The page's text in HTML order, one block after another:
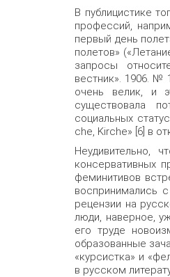
В публицистике
профессий,
первый день
полетов»
запросы
вестник». 1906. №
очень велик, и
существовала
социальных
che, Kirche» [6] в
Неудивительно,
консервативных
феминитивов
воспринимались
рецензии на
люди, наверное,
его труде
образованные
«курсистка» и
в русском